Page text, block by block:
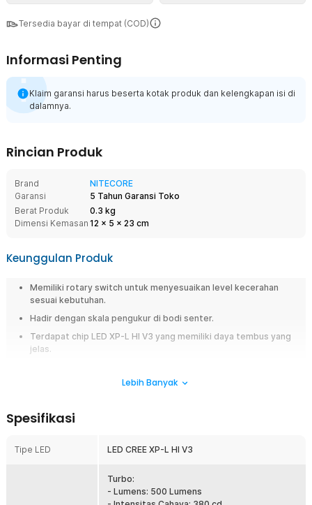
Tersedia bayar di tempat (COD)
Informasi Penting
Klaim garansi harus beserta kotak produk dan kelengkapan isi di
dalamnya.
Rincian Produk
Brand
NITECORE
Garansi
5 Tahun Garansi Toko
Berat Produk
0.3 kg
Dimensi Kemasan 12 x 5 x 23 cm
Keunggulan Produk
Memiliki rotary switch untuk menyesuaikan level kecerahan
sesuai kebutuhan.
Hadir dengan skala pengukur di bodi senter.
Terdapat chip LED XP-L HI V3 yang memiliki daya tembus yang
jelas.
tahan air hingga kedalaman 2 M.
Overview
Anda seorang kolektor, pedagang, atau penghobi batu mulia, yang ingin
menghadirkan senter LED batu akik GEM8, sebuah gemstone flashlight
batu mulia secara lebih akurat. Dilengkapi LED premium dan desain
khusus, senter ini menjadi alat wajib bagi para pencinta batu akik dan
Lebih Banyak
Spesifikasi
Tipe LED LED CREE XP-L HI V3
Turbo:
- Lumens: 500 Lumens